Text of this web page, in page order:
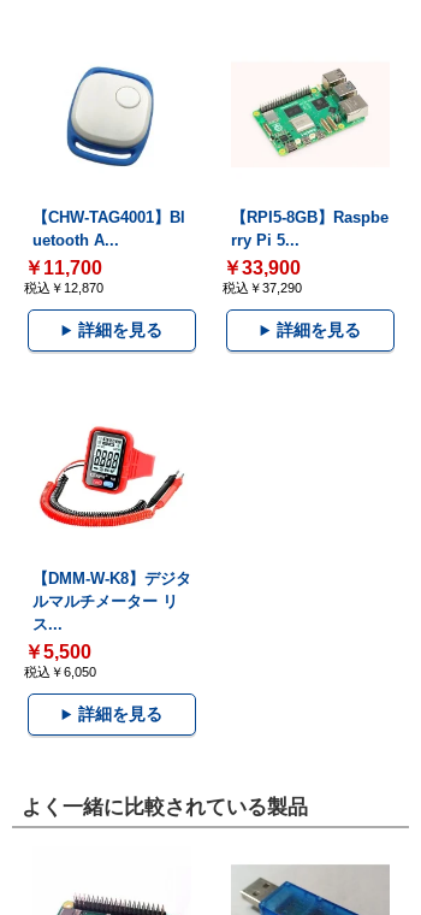
【CHW-TAG4001】Bl
uetooth A...
￥11,700
税込￥12,870
詳細を見る
【RPI5-8GB】Raspbe
rry Pi 5...
￥33,900
税込￥37,290
詳細を見る
【DMM-W-K8】デジタ
ルマルチメーター リ
ス...
￥5,500
税込￥6,050
詳細を見る
よく一緒に比較されている製品